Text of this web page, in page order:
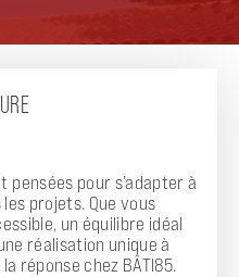
pensées pour s’adapter à
projets. Que vous
un équilibre idéal
réalisation unique à
réponse chez BÂTI85.
de vie paisible
2 CHAMBRES À
UN CADRE DE VIE